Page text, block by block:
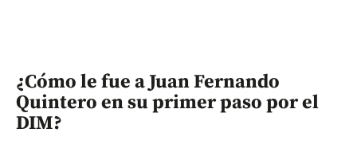
¿Cómo le fue a Juan Fernando
Quintero en su primer paso por el
DIM?